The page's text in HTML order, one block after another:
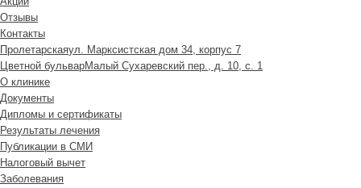
Отзывы
Контакты
Пролетарскаяул. Марксистская дом 34, корпус 7
Цветной бульварМалый Сухаревский пер., д. 10, с. 1
О клинике
Документы
Дипломы и сертификаты
Результаты лечения
Публикации в СМИ
Налоговый вычет
Заболевания